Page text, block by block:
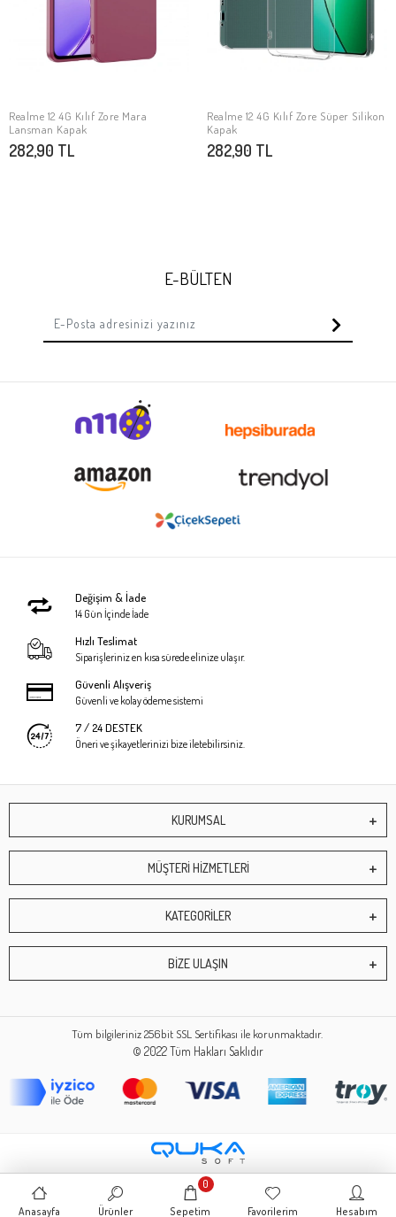
SEPETE EKLE
Realme 12 4G Kılıf Zore Mara
Lansman Kapak
282,90 TL
SEPETE EKLE
Realme 12 4G Kılıf Zore Süper Silikon
Kapak
282,90 TL
E-BÜLTEN
Değişim & İade
14 Gün İçinde İade
Hızlı Teslimat
Siparişleriniz en kısa sürede elinize ulaşır.
Güvenli Alışveriş
Güvenli ve kolay ödeme sistemi
7 / 24 DESTEK
Öneri ve şikayetlerinizi bize iletebilirsiniz.
KURUMSAL
MÜŞTERİ HİZMETLERİ
KATEGORİLER
BİZE ULAŞIN
Tüm bilgileriniz 256bit SSL Sertifikası ile korunmaktadır.
© 2022Tüm Hakları Saklıdır
Anasayfa Ürünler Sepetim
0
Favorilerim Hesabım